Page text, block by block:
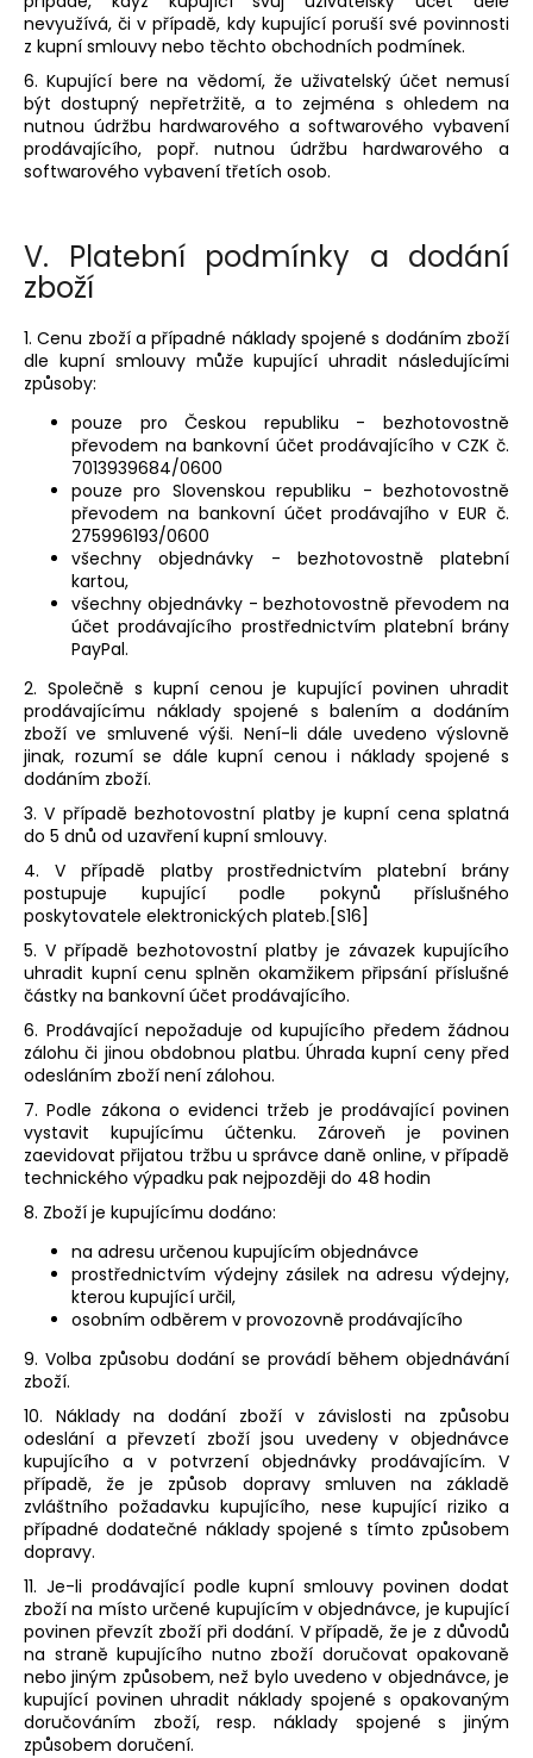
nevyužívá, či v případě, kdy kupující poruší své povinnosti
z kupní smlouvy nebo těchto obchodních podmínek.
6. Kupující bere na vědomí, že uživatelský účet nemusí
být dostupný nepřetržitě, a to zejména s ohledem na
nutnou údržbu hardwarového a softwarového vybavení
prodávajícího, popř. nutnou údržbu hardwarového a
softwarového vybavení třetích osob.
V. Platební podmínky a dodání
zboží
1. Cenu zboží a případné náklady spojené s dodáním zboží
dle kupní smlouvy může kupující uhradit následujícími
způsoby:
pouze pro Českou republiku - bezhotovostně
převodem na bankovní účet prodávajícího v CZK č.
7013939684/0600
pouze pro Slovenskou republiku - bezhotovostně
převodem na bankovní účet prodávajího v EUR č.
275996193/0600
všechny objednávky - bezhotovostně platební
kartou,
všechny objednávky - bezhotovostně převodem na
účet prodávajícího prostřednictvím platební brány
PayPal.
2. Společně s kupní cenou je kupující povinen uhradit
prodávajícímu náklady spojené s balením a dodáním
zboží ve smluvené výši. Není-li dále uvedeno výslovně
jinak, rozumí se dále kupní cenou i náklady spojené s
dodáním zboží.
3. V případě bezhotovostní platby je kupní cena splatná
do 5 dnů od uzavření kupní smlouvy.
4. V případě platby prostřednictvím platební brány
postupuje kupující podle pokynů příslušného
poskytovatele elektronických plateb.[S16]
5. V případě bezhotovostní platby je závazek kupujícího
uhradit kupní cenu splněn okamžikem připsání příslušné
částky na bankovní účet prodávajícího.
6. Prodávající nepožaduje od kupujícího předem žádnou
zálohu či jinou obdobnou platbu. Úhrada kupní ceny před
odesláním zboží není zálohou.
7. Podle zákona o evidenci tržeb je prodávající povinen
vystavit kupujícímu účtenku. Zároveň je povinen
zaevidovat přijatou tržbu u správce daně online, v případě
technického výpadku pak nejpozději do 48 hodin
8. Zboží je kupujícímu dodáno:
na adresu určenou kupujícím objednávce
prostřednictvím výdejny zásilek na adresu výdejny,
kterou kupující určil,
osobním odběrem v provozovně prodávajícího
9. Volba způsobu dodání se provádí během objednávání
zboží.
10. Náklady na dodání zboží v závislosti na způsobu
odeslání a převzetí zboží jsou uvedeny v objednávce
kupujícího a v potvrzení objednávky prodávajícím. V
případě, že je způsob dopravy smluven na základě
zvláštního požadavku kupujícího, nese kupující riziko a
případné dodatečné náklady spojené s tímto způsobem
dopravy.
11. Je-li prodávající podle kupní smlouvy povinen dodat
zboží na místo určené kupujícím v objednávce, je kupující
povinen převzít zboží při dodání. V případě, že je z důvodů
na straně kupujícího nutno zboží doručovat opakovaně
nebo jiným způsobem, než bylo uvedeno v objednávce, je
kupující povinen uhradit náklady spojené s opakovaným
doručováním zboží, resp. náklady spojené s jiným
způsobem doručení.